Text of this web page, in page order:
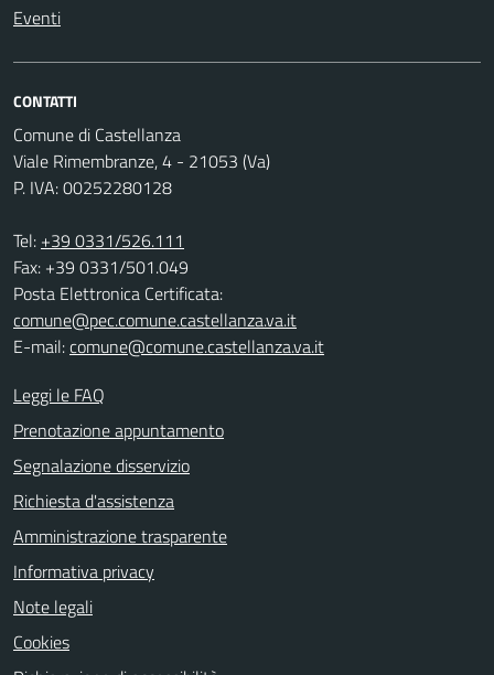
Eventi
CONTATTI
Comune di Castellanza
Viale Rimembranze, 4 - 21053 (Va)
P. IVA: 00252280128
Tel: +39 0331/526.111
Fax: +39 0331/501.049
Posta Elettronica Certificata:
comune@pec.comune.castellanza.va.it
E-mail:comune@comune.castellanza.va.it
Leggi le FAQ
Prenotazione appuntamento
Segnalazione disservizio
Richiesta d'assistenza
Amministrazione trasparente
Informativa privacy
Note legali
Cookies